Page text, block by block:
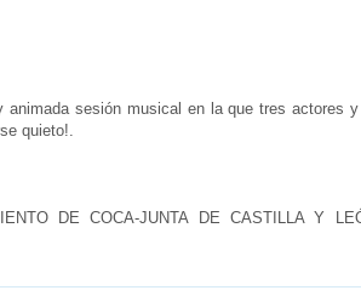
sesión musical en la que tres actores
quieto!.
DE COCA-JUNTA DE CASTILLA Y